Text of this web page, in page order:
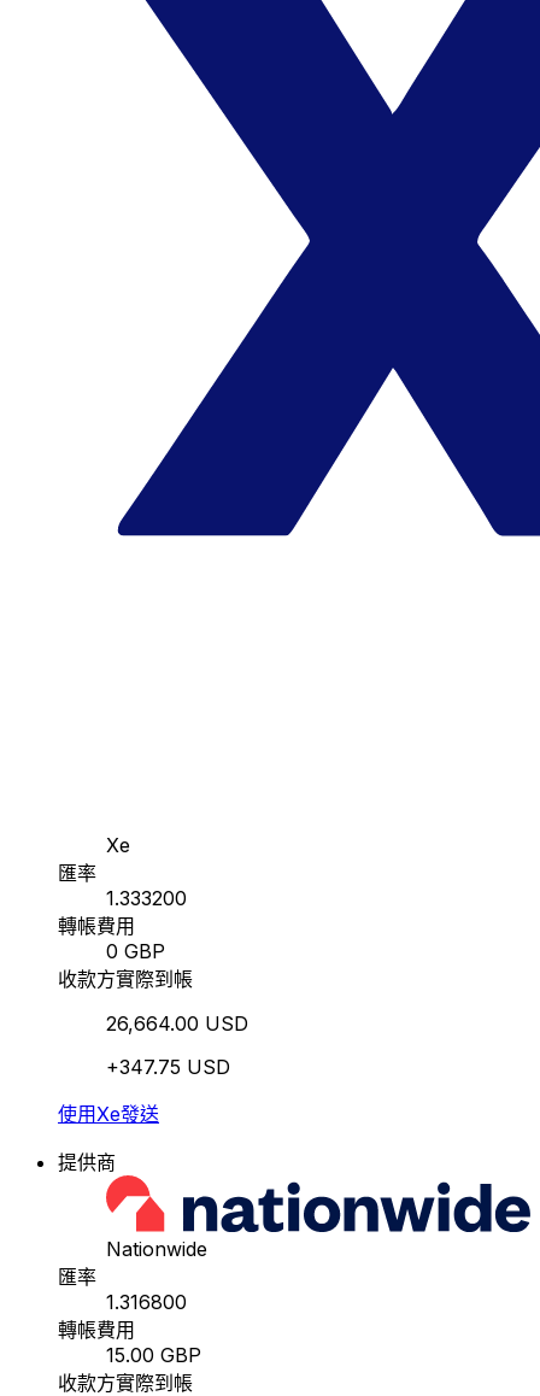
Xe
匯率
1.333200
轉帳費用
0 GBP
收款方實際到帳
26,664.00 USD
+347.75 USD
使用Xe發送
提供商
Nationwide
匯率
1.316800
轉帳費用
15.00 GBP
收款方實際到帳